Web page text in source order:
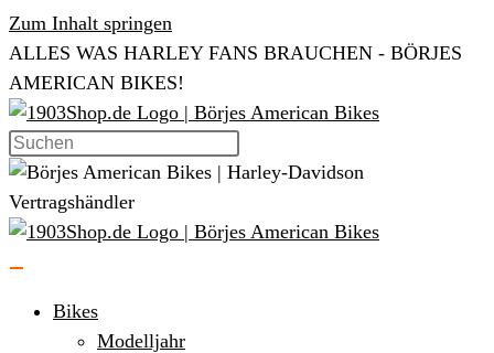
Zum Inhalt springen
ALLES WAS HARLEY FANS BRAUCHEN - BÖRJES
AMERICAN BIKES!
Bikes
Modelljahr